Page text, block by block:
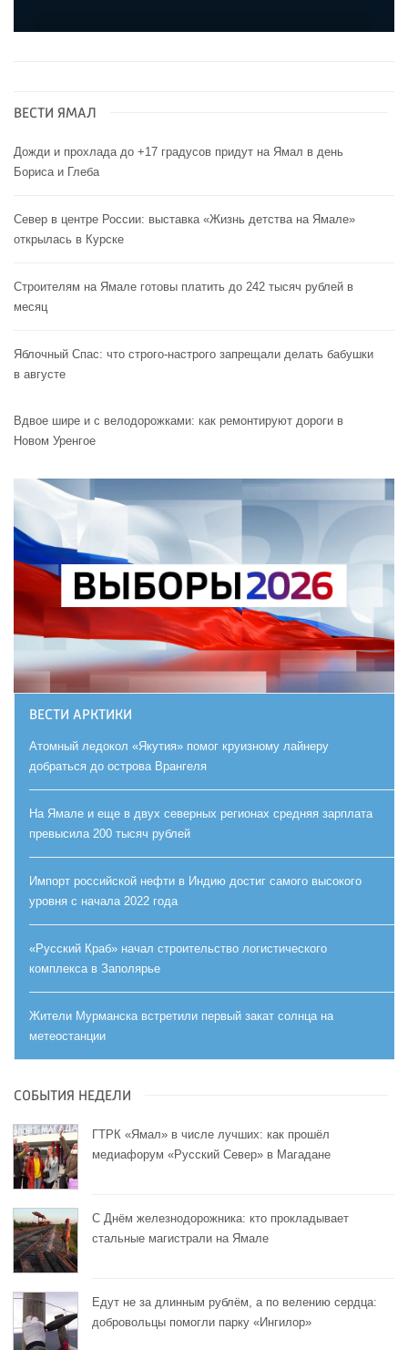
ВЕСТИ ЯМАЛ
Дожди и прохлада до +17 градусов придут на Ямал в день
Бориса и Глеба
Север в центре России: выставка «Жизнь детства на Ямале»
открылась в Курске
Строителям на Ямале готовы платить до 242 тысяч рублей в
месяц
Яблочный Спас: что строго-настрого запрещали делать бабушки
в августе
Вдвое шире и с велодорожками: как ремонтируют дороги в
Новом Уренгое
ВЕСТИ АРКТИКИ
Атомный ледокол «Якутия» помог круизному лайнеру
добраться до острова Врангеля
На Ямале и еще в двух северных регионах средняя зарплата
превысила 200 тысяч рублей
Импорт российской нефти в Индию достиг самого высокого
уровня с начала 2022 года
«Русский Краб» начал строительство логистического
комплекса в Заполярье
Жители Мурманска встретили первый закат солнца на
метеостанции
СОБЫТИЯ НЕДЕЛИ
ГТРК «Ямал» в числе лучших: как прошёл
медиафорум «Русский Север» в Магадане
С Днём железнодорожника: кто прокладывает
стальные магистрали на Ямале
Едут не за длинным рублём, а по велению сердца:
добровольцы помогли парку «Ингилор»